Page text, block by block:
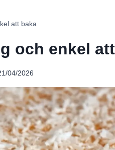
att baka
och enkel
04/2026